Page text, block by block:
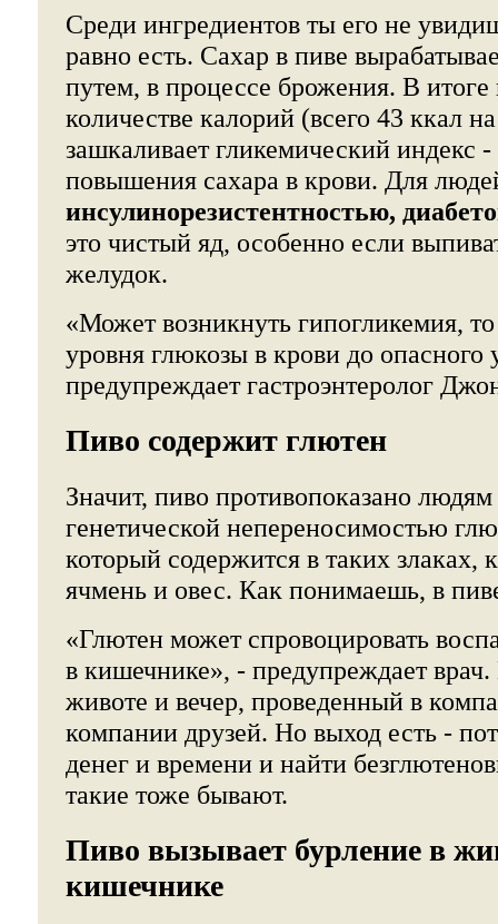
Среди ингредиентов ты его не
равно есть. Сахар в пиве
путем, в процессе брожения. В
количестве калорий (всего 43 ккал
зашкаливает гликемический индекс -
повышения сахара в крови. Для
инсулинорезистентностью,
это чистый яд, особенно если
желудок.
«Может возникнуть гипогликемия,
уровня глюкозы в крови до опасного
предупреждает гастроэнтеролог
Пиво содержит глютен
Значит, пиво противопоказано
генетической непереносимостью
который содержится в таких
ячмень и овес. Как понимаешь, в
«Глютен может спровоцировать
в кишечнике», - предупреждает врач.
животе и вечер, проведенный в
компании друзей. Но выход есть -
денег и времени и найти
такие тоже бывают.
Пиво вызывает бурление в
кишечнике